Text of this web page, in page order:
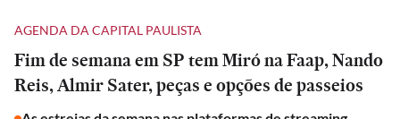
AGENDA DA CAPITAL PAULISTA
Fim de semana em SP tem Miró na Faap, Nando
Reis, Almir Sater, peças e opções de passeios